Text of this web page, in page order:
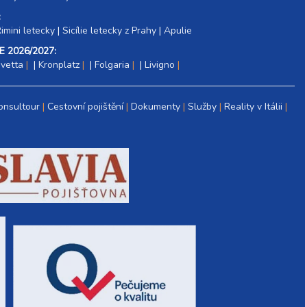
letecky | Sicílie letecky z Prahy | Apulie
2026/2027:
| Kronplatz | Folgaria | Livigno
Cestovní pojištění Dokumenty Služby Reality v Itálii